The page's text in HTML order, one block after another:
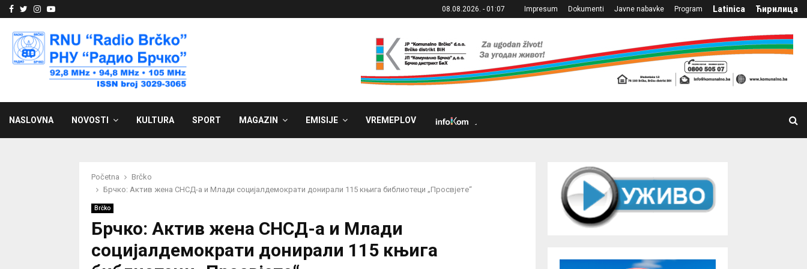
Facebook
Twitter
Instagram
Youtube 08.08.2026. - 01:07 Impresum Dokumenti Javne nabavke Program Latinica Ћирилица
NASLOVNA NOVOSTI KULTURA SPORT MAGAZIN EMISIJE VREMEPLOV
Početna
Brčko
Брчко: Актив жена СНСД-а и Млади социјалдемократи донирали 115 књига библиотеци „Просвјетe“
Brčko
Брчко: Актив жена СНСД-а и Млади
социјалдемократи донирали 115 књига